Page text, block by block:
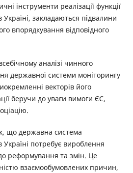
інструменти реалізації функції
Україні, закладаються підвалини
впорядкування відповідного
аналізі чинного
державної системи моніторингу
векторів його
беручи до уваги вимоги ЄС,
що державна система
Україні потребує вироблення
реформування та змін. Це
взаємообумовлених причин,